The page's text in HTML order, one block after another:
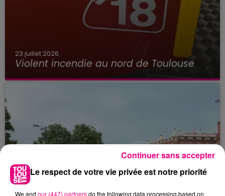
23 juillet 2026
Violent incendie au nord de Toulouse
Le respect de votre vie privée est notre priorité
We and our (447) partnersdo the following data processing based on
Continuer sans accepter